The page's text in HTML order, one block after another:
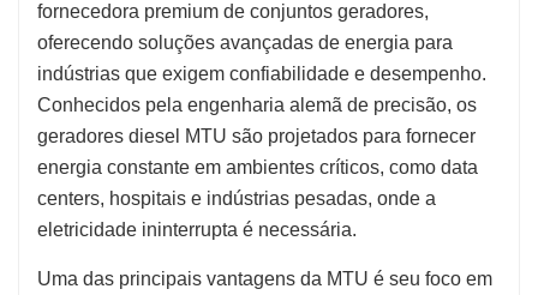
fornecedora premium de conjuntos geradores,
oferecendo soluções avançadas de energia para
indústrias que exigem confiabilidade e desempenho.
Conhecidos pela engenharia alemã de precisão, os
geradores diesel MTU são projetados para fornecer
energia constante em ambientes críticos, como data
centers, hospitais e indústrias pesadas, onde a
eletricidade ininterrupta é necessária.
Uma das principais vantagens da MTU é seu foco em